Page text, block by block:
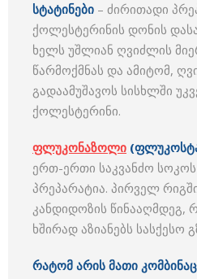
სტატინები – ძირითადი
ქოლესტერინის დონის
ხელს უშლიან ღვიძლის
წარმოქმნას და ამიტომ,
გადაამუშავოს სისხლში
ქოლესტერინი.
ფლუკონაზოლი
ერთ-ერთი საკვანძო
პრეპარატია. პირველ
კანდიდოზის წინააღმდეგ,
ხშირად აზიანებს სასქესო
რატომ არის მათი